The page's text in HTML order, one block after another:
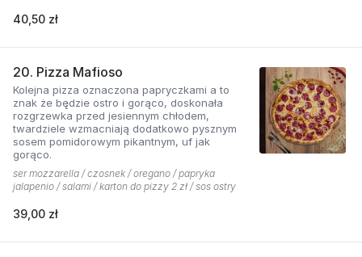
40,50 zł
20. Pizza Mafioso
Kolejna pizza oznaczona papryczkami a to
znak że będzie ostro i gorąco, doskonała
rozgrzewka przed jesiennym chłodem,
twardziele wzmacniają dodatkowo pysznym
sosem pomidorowym pikantnym, uf jak
gorąco.
ser mozzarella / czosnek / oregano / papryka
jalapenio / salami / karton do pizzy 2 zł / sos ostry
39,00 zł